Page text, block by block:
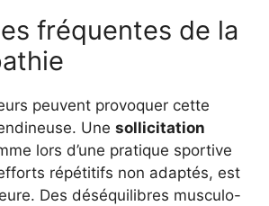
fréquentes de la
peuvent provoquer cette
Une sollicitation
lors d’une pratique sportive
répétitifs non adaptés, est
Des déséquilibres musculo-